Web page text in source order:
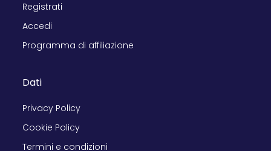
Registrati
Accedi
Programma di affiliazione
Dati
Privacy Policy
Cookie Policy
Termini e condizioni